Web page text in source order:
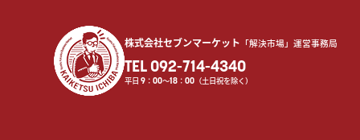
株式会社セブンマーケット 「解決市場」運営事務局
TEL 092-714-4340
平日 9： 00〜18： 00（土日祝を除く）